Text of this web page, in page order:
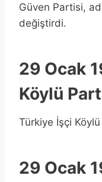
Güven Partisi,
değiştirdi.
29 Ocak
Köylü
Türkiye İşçi
29 Ocak